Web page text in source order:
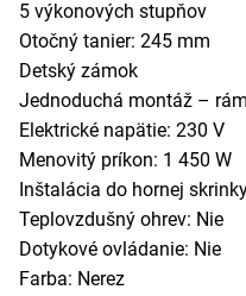
5 výkonových stupňov
Otočný tanier: 245 mm
Detský zámok
Jednoduchá montáž –
Elektrické napätie: 230 V
Menovitý príkon: 1 450 W
Inštalácia do hornej
Teplovzdušný ohrev: Nie
Dotykové ovládanie: Nie
Farba: Nerez